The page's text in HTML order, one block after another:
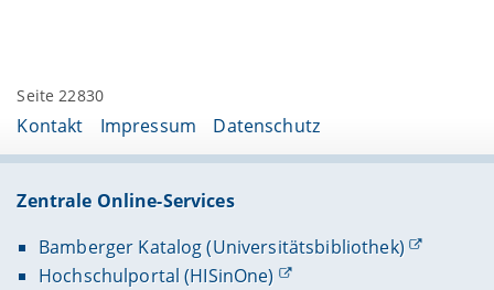
Seite 22830
Kontakt Impressum Datenschutz
Zentrale Online-Services
Bamberger Katalog (Universitätsbibliothek)
Hochschulportal (HISinOne)